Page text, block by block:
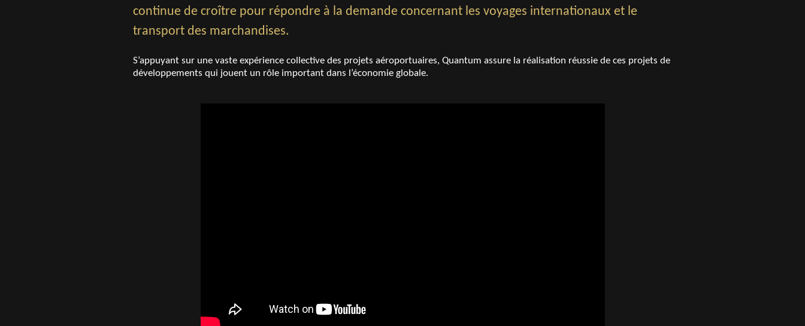
continue de croître pour répondre à la demande concernant les voyages internationaux et le
transport des marchandises.
S’appuyant sur une vaste expérience collective des projets aéroportuaires, Quantum assure la réalisation réussie de ces projets de
développements qui jouent un rôle important dans l’économie globale.